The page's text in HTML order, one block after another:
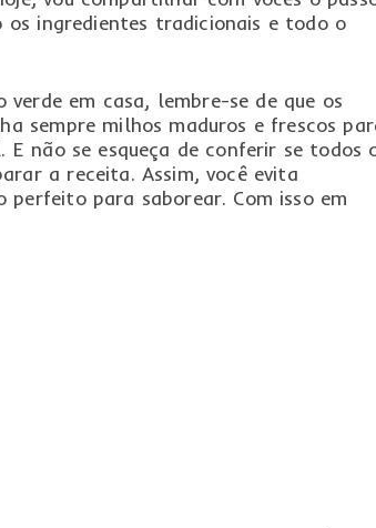
ingredientes tradicionais e todo o
em casa, lembre-se de que os
sempre milhos maduros e frescos
não se esqueça de conferir se todos
a receita. Assim, você evita
para saborear. Com isso em